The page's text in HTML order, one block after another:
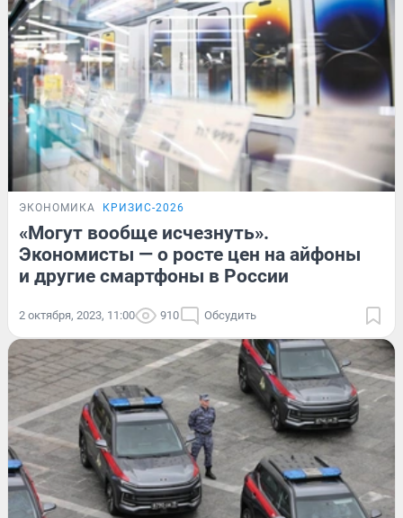
ЭКОНОМИКА КРИЗИС-2026
«Могут вообще исчезнуть».
Экономисты — о росте цен на айфоны
и другие смартфоны в России
2 октября, 2023, 11:00 910 Обсудить